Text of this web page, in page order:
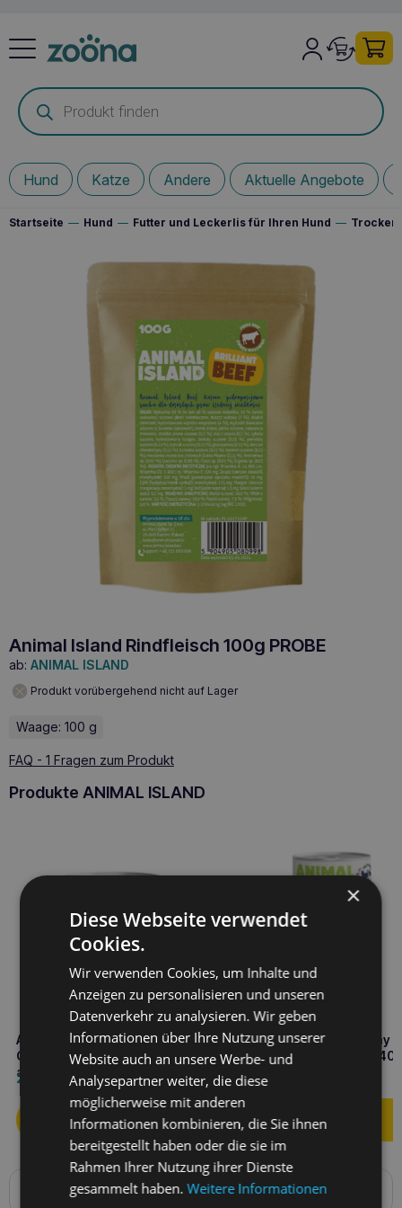
Products
search
Hund Katze Andere Aktuelle Angebote
Startseite — Hund — Futter und Leckerlis für Ihren Hund —
Animal Island Rindfleisch 100g PROBE
ab: ANIMAL ISLAND
Produkt vorübergehend nicht auf Lager
Waage: 100 g
FAQ - 1 Fragen zum Produkt
Produkte ANIMAL ISLAND
ANIMAL ISLAND Huhn- und
Gänsemahlzeit 200g für Katzen
ab 3 Monaten
2,70
ANIMAL ISLAND Everyday
Truthahn mit Kaninchen
getreidefreies Futter in
Humanqualität
3,30€
Produktbeschreibung
×
Diese Webseite verwendet
Cookies.
Wir verwenden Cookies, um Inhalte und
Anzeigen zu personalisieren und unseren
Datenverkehr zu analysieren. Wir geben
Informationen über Ihre Nutzung unserer
Website auch an unsere Werbe- und
Analysepartner weiter, die diese
möglicherweise mit anderen
Informationen kombinieren, die Sie ihnen
bereitgestellt haben oder die sie im
Rahmen Ihrer Nutzung ihrer Dienste
gesammelt haben.Weitere Informationen